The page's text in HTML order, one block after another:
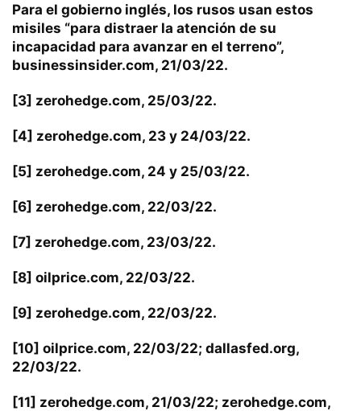
Para el gobierno inglés, los rusos usan estos
misiles “para distraer la atención de su
incapacidad para avanzar en el terreno”,
businessinsider.com, 21/03/22.
[3] zerohedge.com, 25/03/22.
[4] zerohedge.com, 23 y 24/03/22.
[5] zerohedge.com, 24 y 25/03/22.
[6] zerohedge.com, 22/03/22.
[7] zerohedge.com, 23/03/22.
[8] oilprice.com, 22/03/22.
[9] zerohedge.com, 22/03/22.
[10] oilprice.com, 22/03/22; dallasfed.org,
22/03/22.
[11] zerohedge.com, 21/03/22; zerohedge.com,